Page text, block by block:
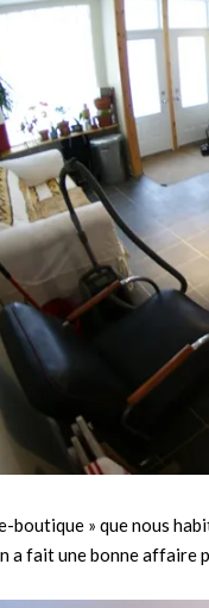
boutique » que nous
a fait une bonne affaire